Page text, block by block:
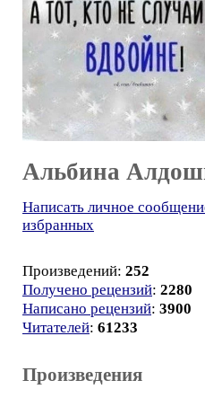
Альбина
Написать личное
избранных
Произведений: 252
Получено рецензий: 2280
Написано рецензий: 3900
Читателей: 61233
Произведения